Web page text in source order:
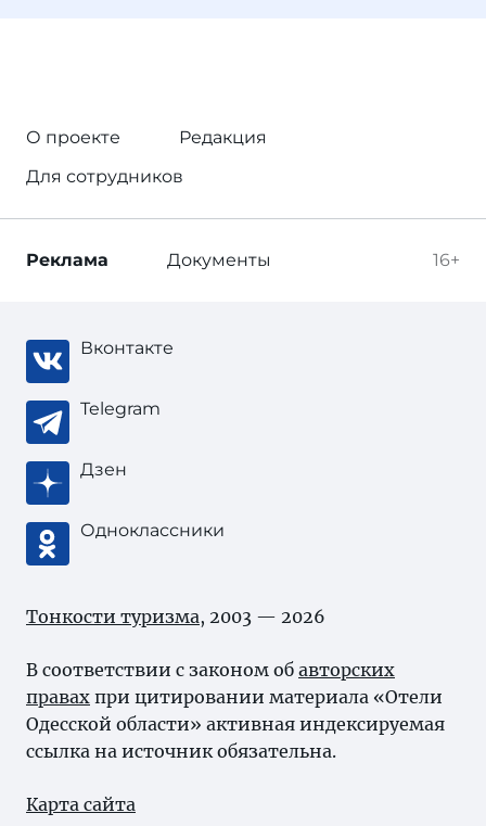
О проекте
Редакция
Для сотрудников
16+
Реклама Документы
Вконтакте
Telegram
Дзен
Одноклассники
Тонкости туризма, 2003 — 2026
В соответствии с законом об авторских
правах при цитировании материала «Отели
Одесской области» активная индексируемая
ссылка на источник обязательна.
Карта сайта